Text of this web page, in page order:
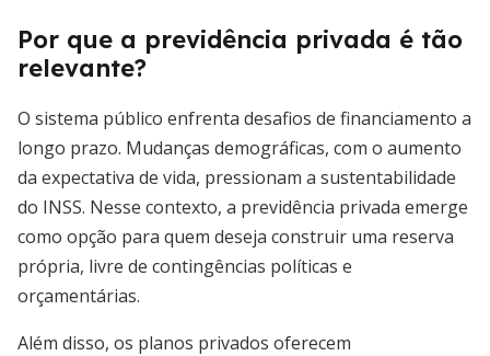
Por que a previdência privada é tão
relevante?
O sistema público enfrenta desafios de financiamento a
longo prazo. Mudanças demográficas, com o aumento
da expectativa de vida, pressionam a sustentabilidade
do INSS. Nesse contexto, a previdência privada emerge
como opção para quem deseja construir uma reserva
própria, livre de contingências políticas e
orçamentárias.
Além disso, os planos privados oferecem